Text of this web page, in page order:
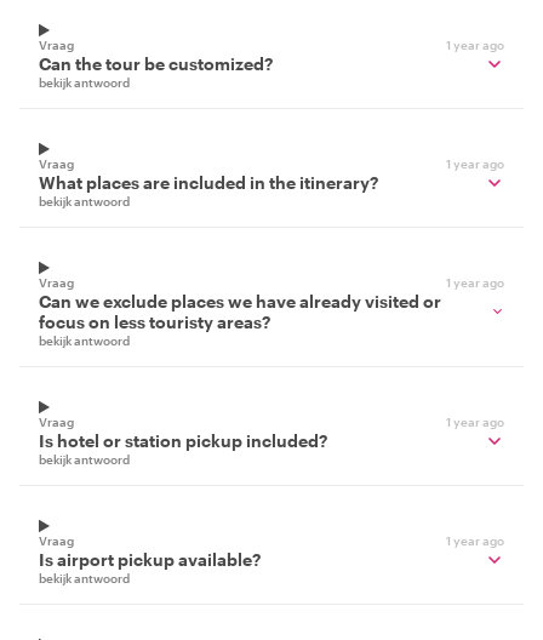
Vraag 1 year ago
Can the tour be customized?
bekijk antwoord
Vraag 1 year ago
What places are included in the itinerary?
bekijk antwoord
Vraag 1 year ago
Can we exclude places we have already visited or
focus on less touristy areas?
bekijk antwoord
Vraag 1 year ago
Is hotel or station pickup included?
bekijk antwoord
Vraag 1 year ago
Is airport pickup available?
bekijk antwoord